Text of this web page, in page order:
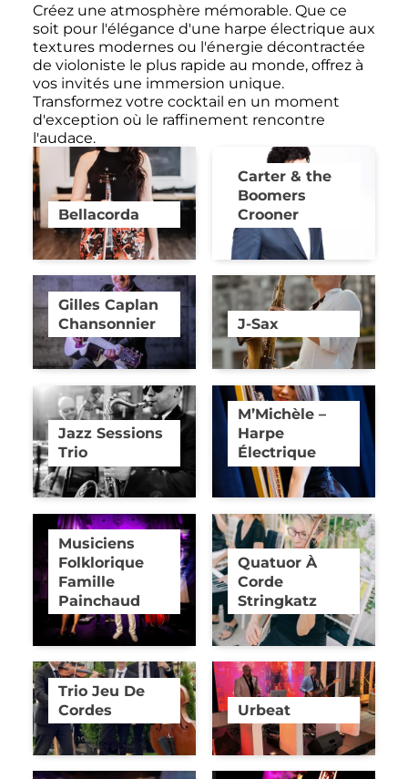
Créez une atmosphère mémorable. Que ce
soit pour l'élégance d'une harpe électrique aux
textures modernes ou l'énergie décontractée
de violoniste le plus rapide au monde, offrez à
vos invités une immersion unique.
Transformez votre cocktail en un moment
d'exception où le raffinement rencontre
l'audace.
Bellacorda
Carter & the
Boomers
Crooner
Gilles Caplan
Chansonnier
J-Sax
Jazz Sessions
Trio
M’Michèle –
Harpe
Électrique
Musiciens
Folklorique
Famille
Painchaud
Quatuor À
Corde
Stringkatz
Trio Jeu De
Cordes
Urbeat